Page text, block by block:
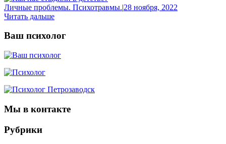
Личные проблемы. Психотравмы.|28 ноября, 2022
Читать дальше
Ваш психолог
Мы в контакте
Рубрики